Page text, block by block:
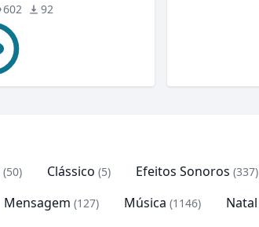
602 92
(50) Clássico (5) Efeitos Sonoros (337)
Mensagem (127) Música (1146) Natal